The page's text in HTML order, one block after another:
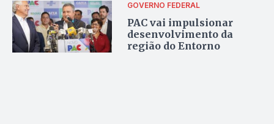
GOVERNO FEDERAL
PAC vai impulsionar
desenvolvimento da
região do Entorno